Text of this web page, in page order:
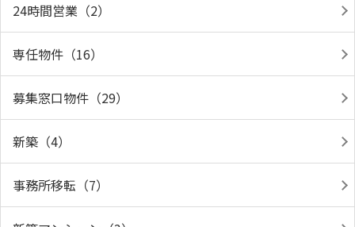
24時間営業（2）
専任物件（16）
募集窓口物件（29）
新築（4）
事務所移転（7）